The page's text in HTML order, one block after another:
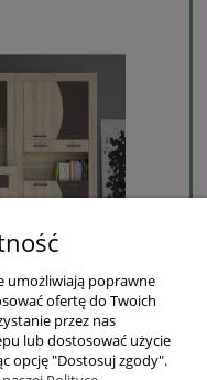
TOMASZ
umożliwiają poprawne
ofertę do Twoich
przez nas
lub dostosować użycie
opcję "Dostosuj zgody".